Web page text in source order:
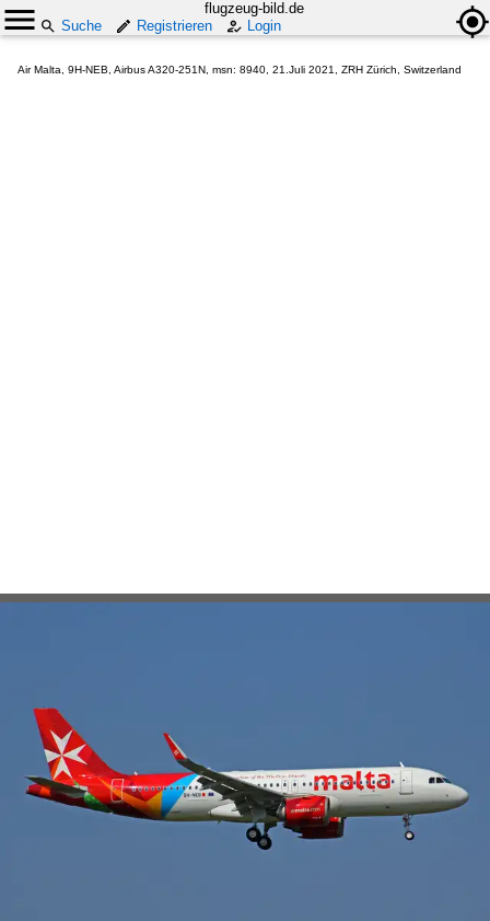
flugzeug-bild.de
Suche
Registrieren Login
Air Malta, 9H-NEB, Airbus A320-251N, msn: 8940, 21.Juli 2021, ZRH Zürich, Switzerland